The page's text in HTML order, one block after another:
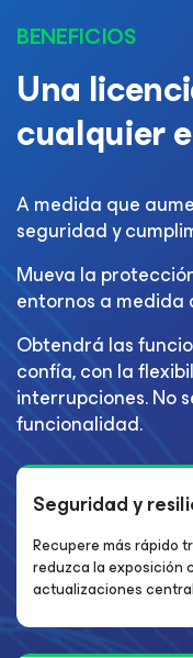
BENEFICIOS
Una
cualquier
A medida que
seguridad y
Mueva la
entornos a medida
Obtendrá las
confía, con la
interrupciones. No
funcionalidad.
Seguridad y
Recupere más rápido
reduzca la exposición
actualizaciones